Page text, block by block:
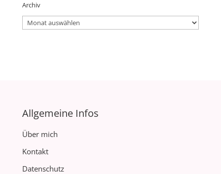
Archiv
Archiv
Allgemeine Infos
Über mich
Kontakt
Datenschutz